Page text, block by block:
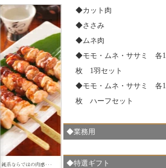
ーチン 燻製セット 内祝 ハム 鶏肉 地鶏 鶏 父の日 お父
さん プレゼント ギフト ありがとう おめでとう お祝い
お母さん 会社 ビジネス 贈り物 20代 30代 40代 50代 60
代 包装 のし 冷蔵 59
お歳暮 御歳暮 内祝い クーポン 送料無料 純系 名古屋コ
ーチン 燻製セット 内祝 ハム 鶏肉 地鶏 鶏 父の日 お父
さん プレゼント ギフト ありがとう おめでとう お祝い
会社 ビジネス 贈り物 20代 30代 40代 50代 包装 のし 冷
◆カット肉
◆ささみ
◆ムネ肉
◆モモ・ムネ・ササミ 各1
枚 1羽セット
◆モモ・ムネ・ササミ 各1
枚 ハーフセット
◆業務用
◆特選ギフト